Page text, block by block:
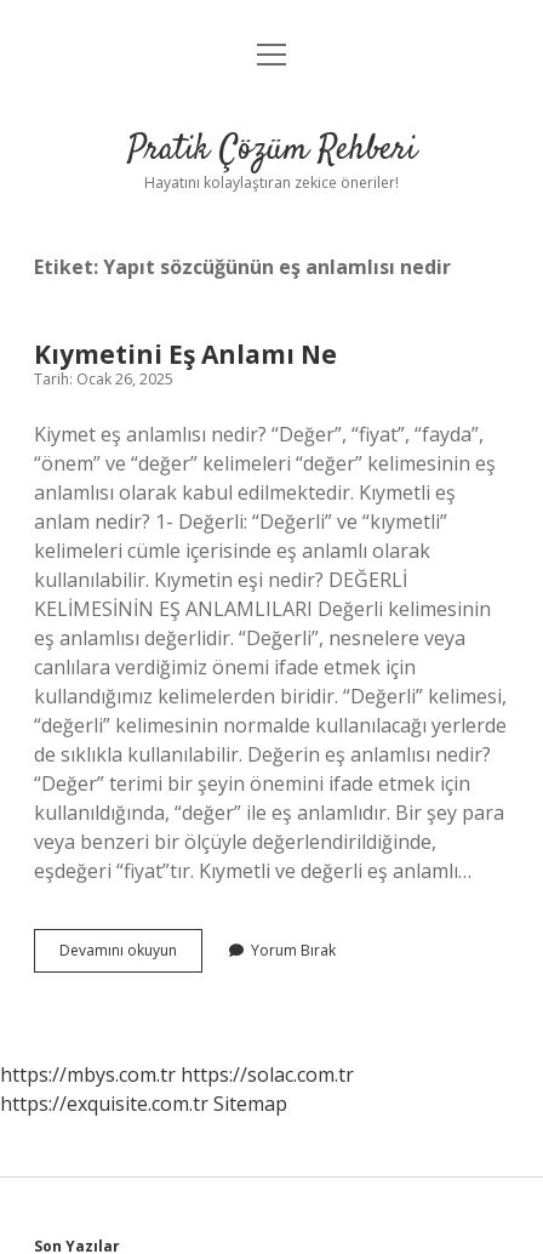
Anasayfa
Yasal Uyarı
menüyü
Pratik Çözüm Rehberi
Hayatını kolaylaştıran zekice öneriler!
Etiket:Yapıt sözcüğünün eş anlamlısı nedir
Kıymetini Eş Anlamı Ne
Tarih: Ocak 26, 2025
Kiymet eş anlamlısı nedir? “Değer”, “fiyat”, “fayda”,
“önem” ve “değer” kelimeleri “değer” kelimesinin eş
anlamlısı olarak kabul edilmektedir. Kıymetli eş
anlam nedir? 1- Değerli: “Değerli” ve “kıymetli”
kelimeleri cümle içerisinde eş anlamlı olarak
kullanılabilir. Kıymetin eşi nedir? DEĞERLİ
KELİMESİNİN EŞ ANLAMLILARI Değerli kelimesinin
eş anlamlısı değerlidir. “Değerli”, nesnelere veya
canlılara verdiğimiz önemi ifade etmek için
kullandığımız kelimelerden biridir. “Değerli” kelimesi,
“değerli” kelimesinin normalde kullanılacağı yerlerde
de sıklıkla kullanılabilir. Değerin eş anlamlısı nedir?
“Değer” terimi bir şeyin önemini ifade etmek için
kullanıldığında, “değer” ile eş anlamlıdır. Bir şey para
veya benzeri bir ölçüyle değerlendirildiğinde,
eşdeğeri “fiyat”tır. Kıymetli ve değerli eş anlamlı…
Devamını okuyun Kıymetini
Eş
Yorum Bırak
https://mbys.com.tr https://solac.com.tr
https://exquisite.com.trSitemap
Son Yazılar